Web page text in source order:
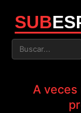
SUB
A veces